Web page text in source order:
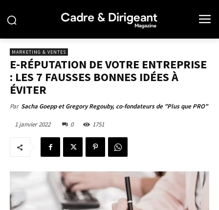
MARKETING & VENTES
E-RÉPUTATION DE VOTRE ENTREPRISE
: LES 7 FAUSSES BONNES IDÉES À
ÉVITER
Par Sacha Goepp et Gregory Regouby, co-fondateurs de "Plus que PRO"
1 janvier 2022 0 1751